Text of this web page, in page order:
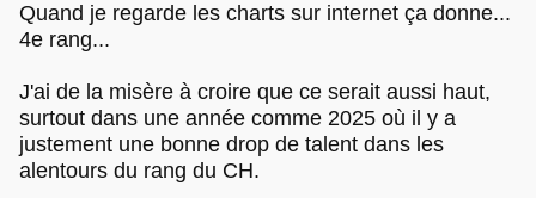
Quand je regarde les charts sur internet ça donne...
4e rang...
J'ai de la misère à croire que ce serait aussi haut,
surtout dans une année comme 2025 où il y a
justement une bonne drop de talent dans les
alentours du rang du CH.